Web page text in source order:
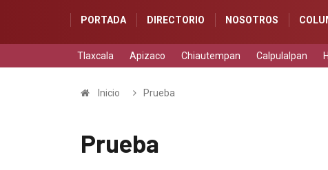
PORTADA DIRECTORIO NOSOTROS
Tlaxcala Apizaco Chiautempan Calpulalpan
Inicio Prueba
Prueba